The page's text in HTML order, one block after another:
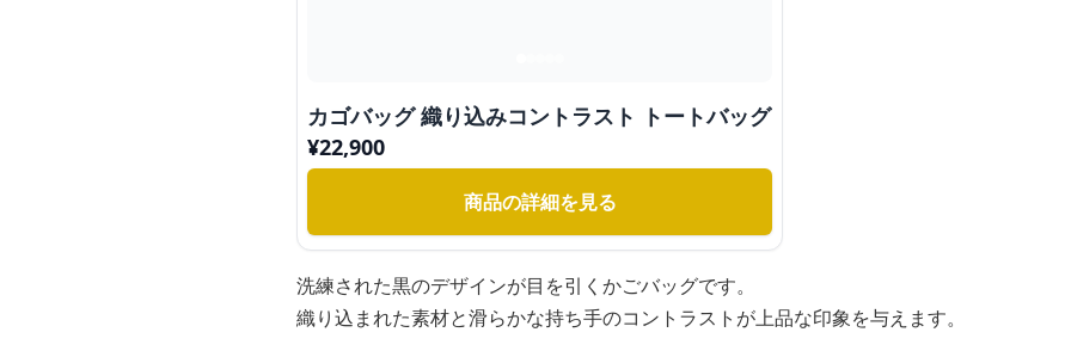
カゴバッグ 織り込みコントラスト トートバッグ
¥22,900
商品の詳細を見る
洗練された黒のデザインが目を引くかごバッグです。
織り込まれた素材と滑らかな持ち手のコントラストが上品な印象を与えます。